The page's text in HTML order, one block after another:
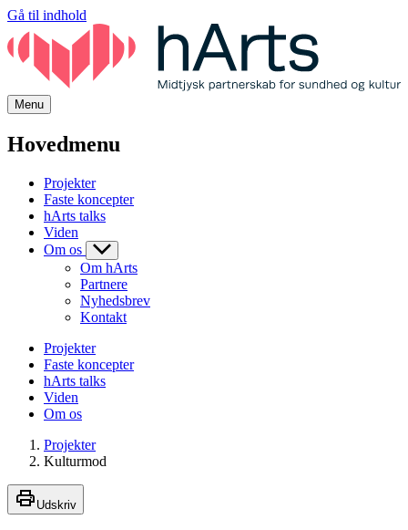
Gå til indhold
Menu
Hovedmenu
Projekter
Faste koncepter
hArts talks
Viden
Om os
Om hArts
Partnere
Nyhedsbrev
Kontakt
Projekter
Faste koncepter
hArts talks
Viden
Om os
Projekter
Kulturmod
Udskriv